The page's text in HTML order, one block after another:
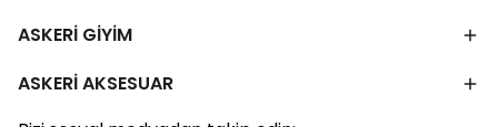
ASKERİ GİYİM
ASKERİ AKSESUAR